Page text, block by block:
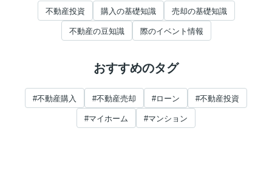
不動産投資 購入の基礎知識 売却の基礎知識
不動産の豆知識 際のイベント情報
おすすめのタグ
#不動産購入 #不動産売却 #ローン #不動産投資
#マイホーム #マンション